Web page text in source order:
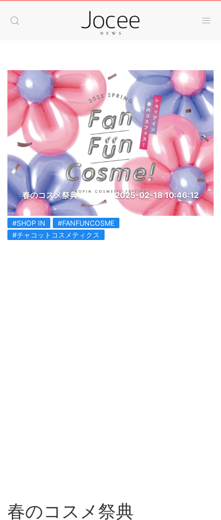
春のコスメ祭典 2025-02-18 10:46:12
#SHOP IN
#FANFUNCOSME
#チャコットコスメティクス
春のコスメ祭典